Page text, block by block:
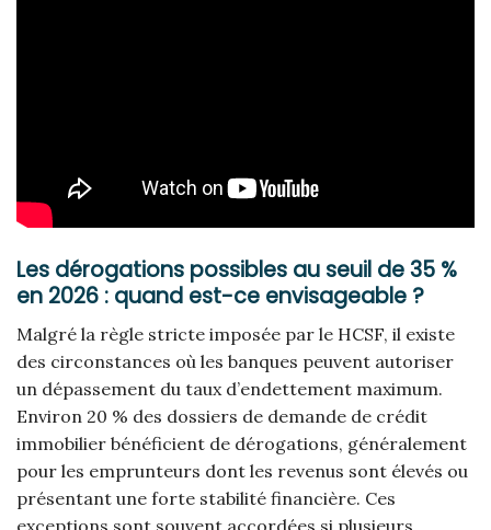
Les dérogations possibles au seuil de 35 %
en 2026 : quand est-ce envisageable ?
Malgré la règle stricte imposée par le HCSF, il existe
des circonstances où les banques peuvent autoriser
un dépassement du taux d’endettement maximum.
Environ 20 % des dossiers de demande de crédit
immobilier bénéficient de dérogations, généralement
pour les emprunteurs dont les revenus sont élevés ou
présentant une forte stabilité financière. Ces